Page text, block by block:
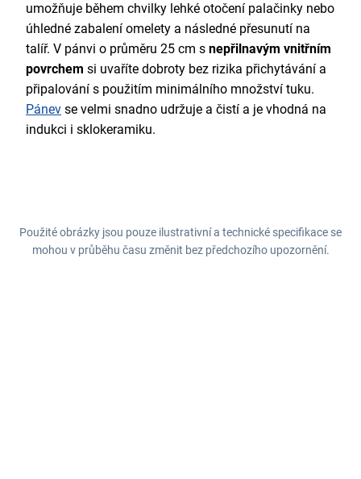
umožňuje během chvilky lehké otočení palačinky nebo
úhledné zabalení omelety a následné přesunutí na
talíř. V pánvi o průměru 25 cm s nepřilnavým vnitřním
povrchem si uvaříte dobroty bez rizika přichytávání a
připalování s použitím minimálního množství tuku.
Pánev se velmi snadno udržuje a čistí a je vhodná na
indukci i sklokeramiku.
Použité obrázky jsou pouze ilustrativní a technické specifikace se
mohou v průběhu času změnit bez předchozího upozornění.